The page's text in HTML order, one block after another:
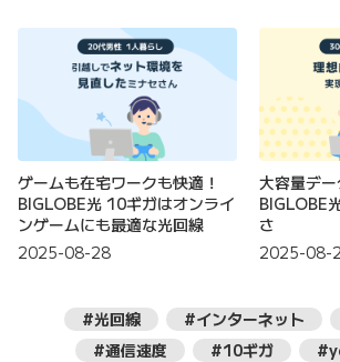
ゲームも在宅ワークも快適！
BIGLOBE光 10ギガはオンライ
ンゲームにも最適な光回線
2025-08-28
大容量デ
BIGLOBE
さ
2025-08-
#光回線 #インターネット
#通信速度
#10ギガ